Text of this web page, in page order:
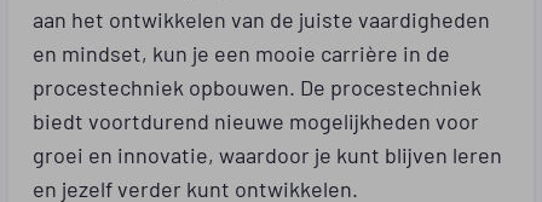
aan het ontwikkelen van de juiste vaardigheden
en mindset, kun je een mooie carrière in de
procestechniek opbouwen. De procestechniek
biedt voortdurend nieuwe mogelijkheden voor
groei en innovatie, waardoor je kunt blijven leren
en jezelf verder kunt ontwikkelen.